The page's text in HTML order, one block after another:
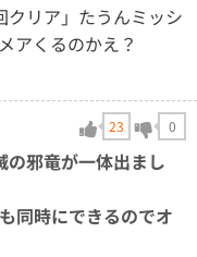
クリア」たうんミッシ
アくるのかえ？
23 0
の邪竜が一体出まし
同時にできるのでオ